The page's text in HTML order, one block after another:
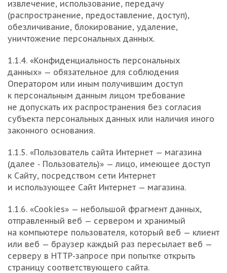
извлечение, использование, передачу
(распространение, предоставление, доступ),
обезличивание, блокирование, удаление,
уничтожение персональных данных.
1.1.4. «Конфиденциальность персональных
данных» — обязательное для соблюдения
Оператором или иным получившим доступ
к персональным данным лицом требование
не допускать их распространения без согласия
субъекта персональных данных или наличия иного
законного основания.
1.1.5. «Пользователь сайта Интернет — магазина
(далее ‑ Пользователь)» — лицо, имеющее доступ
к Сайту, посредством сети Интернет
и использующее Сайт Интернет — магазина.
1.1.6. «Cookies» — небольшой фрагмент данных,
отправленный веб — сервером и хранимый
на компьютере пользователя, который веб — клиент
или веб — браузер каждый раз пересылает веб —
серверу в HTTP-запросе при попытке открыть
страницу соответствующего сайта.